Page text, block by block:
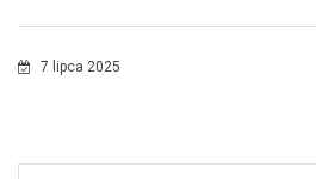
7 lipca 2025